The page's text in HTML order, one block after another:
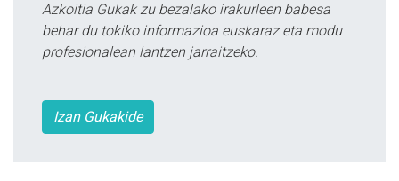
Azkoitia Gukak zu bezalako irakurleen babesa
behar du tokiko informazioa euskaraz eta modu
profesionalean lantzen jarraitzeko.
Izan Gukakide